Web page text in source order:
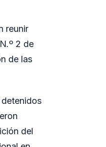
reunir
2 de
de las
detenidos
del